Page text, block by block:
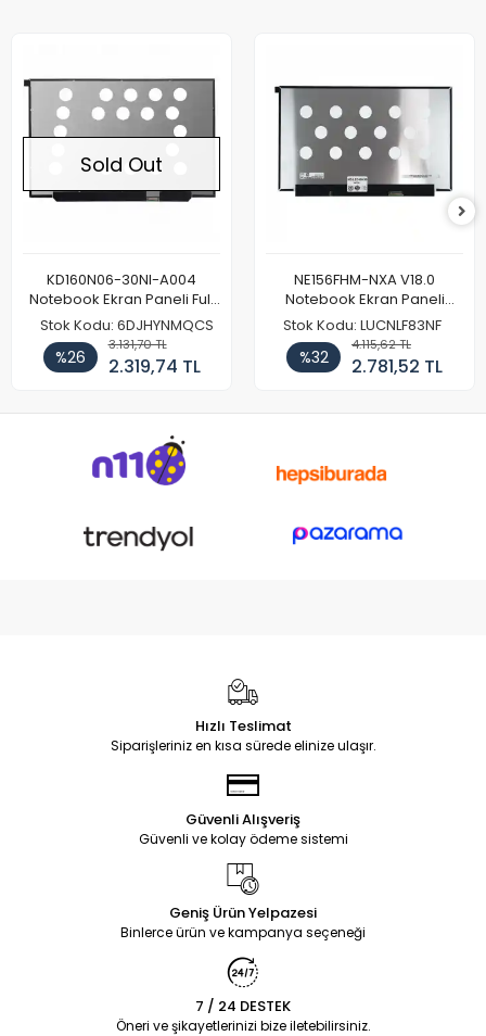
Sold Out
KD160N06-30NI-A004
Notebook Ekran Paneli Full
HD
Stok Kodu: 6DJHYNMQCS
%26
3.131,70 TL
2.319,74 TL
NE156FHM-NXA V18.0
Notebook Ekran Paneli
144Hz
Stok Kodu: LUCNLF83NF
%32
4.115,62 TL
2.781,52 TL
Hızlı Teslimat
Siparişleriniz en kısa sürede elinize ulaşır.
Güvenli Alışveriş
Güvenli ve kolay ödeme sistemi
Geniş Ürün Yelpazesi
Binlerce ürün ve kampanya seçeneği
7 / 24 DESTEK
Öneri ve şikayetlerinizi bize iletebilirsiniz.